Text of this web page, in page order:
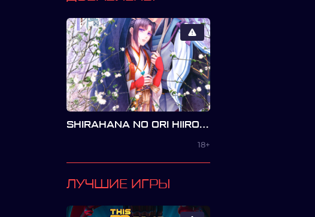
SHIRAHANA NO ORI HIIRO NO KAKERA 4
18+
ЛУЧШИЕ ИГРЫ